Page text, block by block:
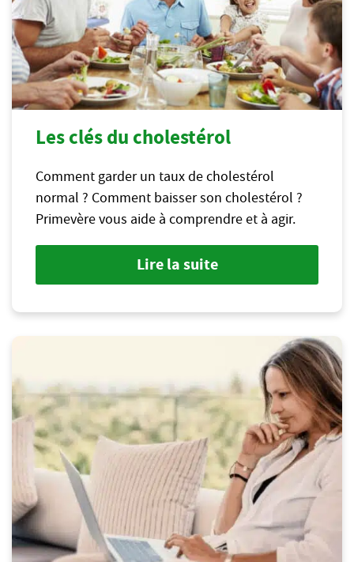
Les clés du cholestérol
Comment garder un taux de cholestérol
normal ? Comment baisser son cholestérol ?
Primevère vous aide à comprendre et à agir.
Lire la suite